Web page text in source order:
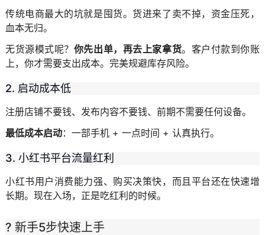
传统电商最大的坑就是囤货。货进来了卖不掉，资金压死，
血本无归。
无货源模式呢？ 你先出单，再去上家拿货。客户付款到你账
上，你才需要支出成本。完美规避库存风险。
2. 启动成本低
注册店铺不要钱、发布内容不要钱、前期不需要任何设备。
最低成本启动：一部手机 + 一点时间 + 认真执行。
3. 小红书平台流量红利
小红书用户消费能力强、购买决策快，而且平台还在快速增
长期。现在入场，正是吃红利的时候。
? 新手5步快速上手